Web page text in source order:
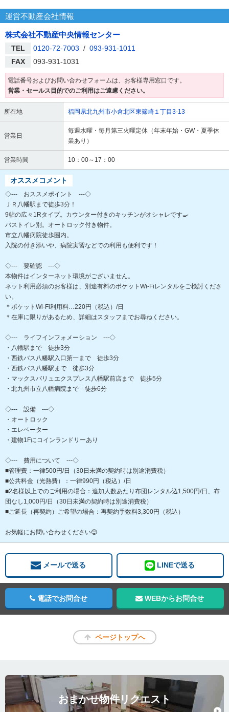
運営不動産会社情報
株式会社不動産中央情報センター
TEL 0120-72-7003 / 093-931-1011
FAX
093-931-1031
電話番号およびお問い合わせフォームは、お客様専用窓口です。
営業・セールス目的でのご利用はご遠慮ください。
所在地 福岡県北九州市小倉北区東篠崎１丁目3-13
営業日
毎週水曜・毎月第三火曜定休（年末年始・GW・夏季休
業あり）
営業時間 10：00～17：00
オススメコメント
◇--- おススメポイント ---◇
ＪＲ八幡駅まで徒歩3分！
9帖の広々1Rタイプ。カウンター付きのキッチンがオシャレです🍳
バストイレ別。オートロック付き物件。
市立八幡病院徒歩圏内。
入院の付き添いや、病院実習などでの利用も便利です！
◇--- 要確認 ---◇
本物件はインターネット環境がございません。
ネット利用必須のお客様は、別途有料のポケットWi-Fiレンタルをご検討くださ
い。
＊ポケットWi-Fi利用料…220円（税込）/日
＊在庫に限りがあるため、詳細はスタッフまでお尋ねください。
◇--- ライフインフォメーション ---◇
・八幡駅まで 徒歩3分
・西鉄バス八幡駅入口第一まで 徒歩3分
・西鉄バス八幡駅まで 徒歩3分
・マックスバリュエクスプレス八幡駅前店まで 徒歩5分
・北九州市立八幡病院まで 徒歩6分
◇--- 設備 ---◇
・オートロック
・エレベーター
・建物1Fにコインランドリーあり
◇--- 費用について ---◇
■管理費：一律500円/日（30日未満の契約時は別途消費税）
■公共料金（光熱費）：一律990円（税込）/日
■2名様以上でのご利用の場合：追加人数あたり布団レンタル込1,500円/日、布
団なし1,000円/日（30日未満の契約時は別途消費税）
■ご延長（再契約）ご希望の場合：再契約手数料3,300円（税込）
お気軽にお問い合わせください😊
メールで送る LINEで送る
電話でお問合せ WEBからお問合せ
ページトップへ
おまかせ物件リクエスト